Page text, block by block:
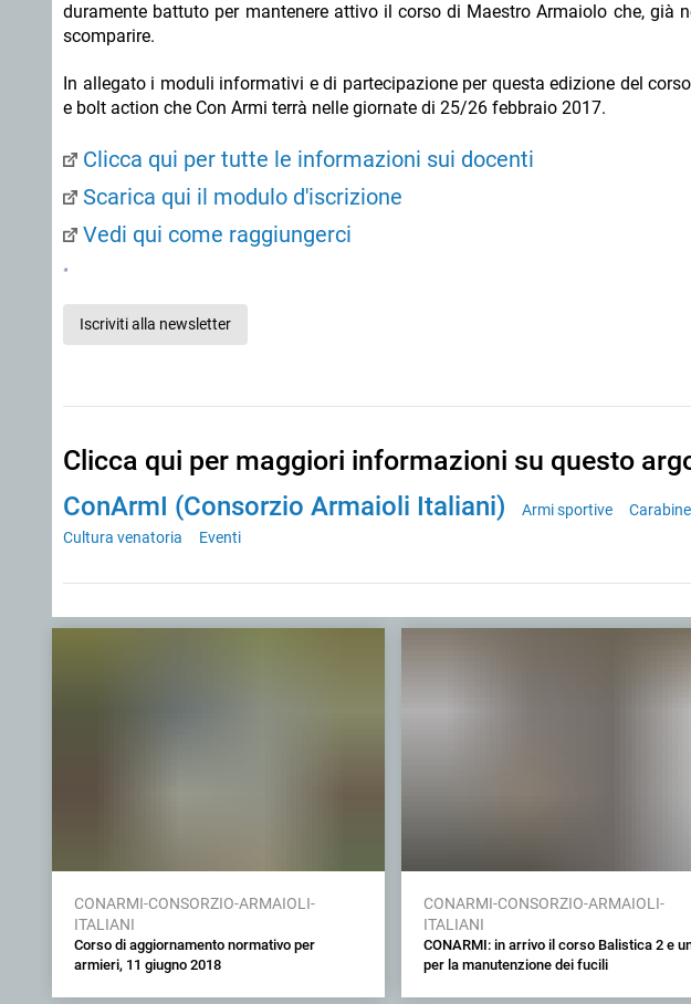
duramente battuto per mantenere attivo il corso di Maestro Armaiolo che, già
scomparire.
In allegato i moduli informativi e di partecipazione per questa edizione del
e bolt action che Con Armi terrà nelle giornate di 25/26 febbraio 2017.
Clicca qui per tutte le informazioni sui docenti
Scarica qui il modulo d'iscrizione
Vedi qui come raggiungerci
Iscriviti alla newsletter
Clicca qui per maggiori informazioni su questo
ConArmI (Consorzio Armaioli Italiani) Armi sportive
Cultura venatoria
Eventi
CONARMI-CONSORZIO-ARMAIOLI-
ITALIANI
Corso di aggiornamento normativo per
armieri, 11 giugno 2018
CONARMI-CONSORZIO-ARMAIOLI-
ITALIANI
CONARMI: in arrivo il corso Balistica 2 e
per la manutenzione dei fucili